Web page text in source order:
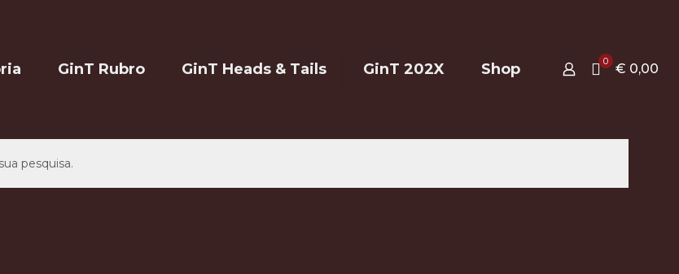
GinT Rubro GinT Heads & Tails GinT 202X Shop 0 € 0,00
pesquisa.